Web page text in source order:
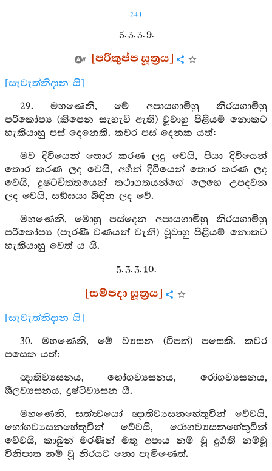
241
5. 3. 3. 9.
[පරිකුප්ප සූත්‍රය]
[සැවැත්නිදාන යි]
29. මහණෙනි, මේ අපායගාමීහු නිරයගාමීහු
පරිකෝප්‍ය (කිපෙන සැහැවි ඇති) වූවාහු පිළියම් නොකට
හැකියාහු පස් දෙනෙකි. කවර පස් දෙනක යත්:
මව දිවියෙන් තොර කරණ ලදු වෙයි, පියා දිවියෙන්
තොර කරණ ලද වෙයි, අර්‍හත් දිවියෙන් තොර කරණ ලද
වෙයි, දුෂ්ටචිත්තයෙන් තථාගතයන්ගේ ලෙහෙ උපදවන
ලද වෙයි, සඞ්ඝයා බිඳින ලද වේ.
මහණෙනි, මොහු පස්දෙන අපායගාමීහු නිරයගාමීහු
පරිකෝප්‍ය (පැරණි වණයන් වැනි) වූවාහු පිළියම් නොකට
හැකියාහු වෙත් ය යි.
5. 3. 3. 10.
[සම්පදා සූත්‍රය]
[සැවැත්නිදාන යි]
30. මහණෙනි, මේ ව්‍යසන (විපත්) පසෙකි. කවර
පසෙක යත්:
ඥාතිව්‍යසනය, භෝගව්‍යසනය, රෝගව්‍යසනය,
ශීලව්‍යසනය, ද්‍රෂ්ටිව්‍යසන යී.
මහණෙනි, සත්ත්‍වයෝ ඥාතිව්‍යසනහේතුවින් වේවයි,
භෝගව්‍යසනහේතුවින් වේවයි, රොගව්‍යසනහේතුවින්
වේවයි, කාබුන් මරණින් මතු අපාය නම් වූ දුර්‍ගති නම්වූ
විනිපාත නම් වූ නිරයට නො පැමිණෙත්.